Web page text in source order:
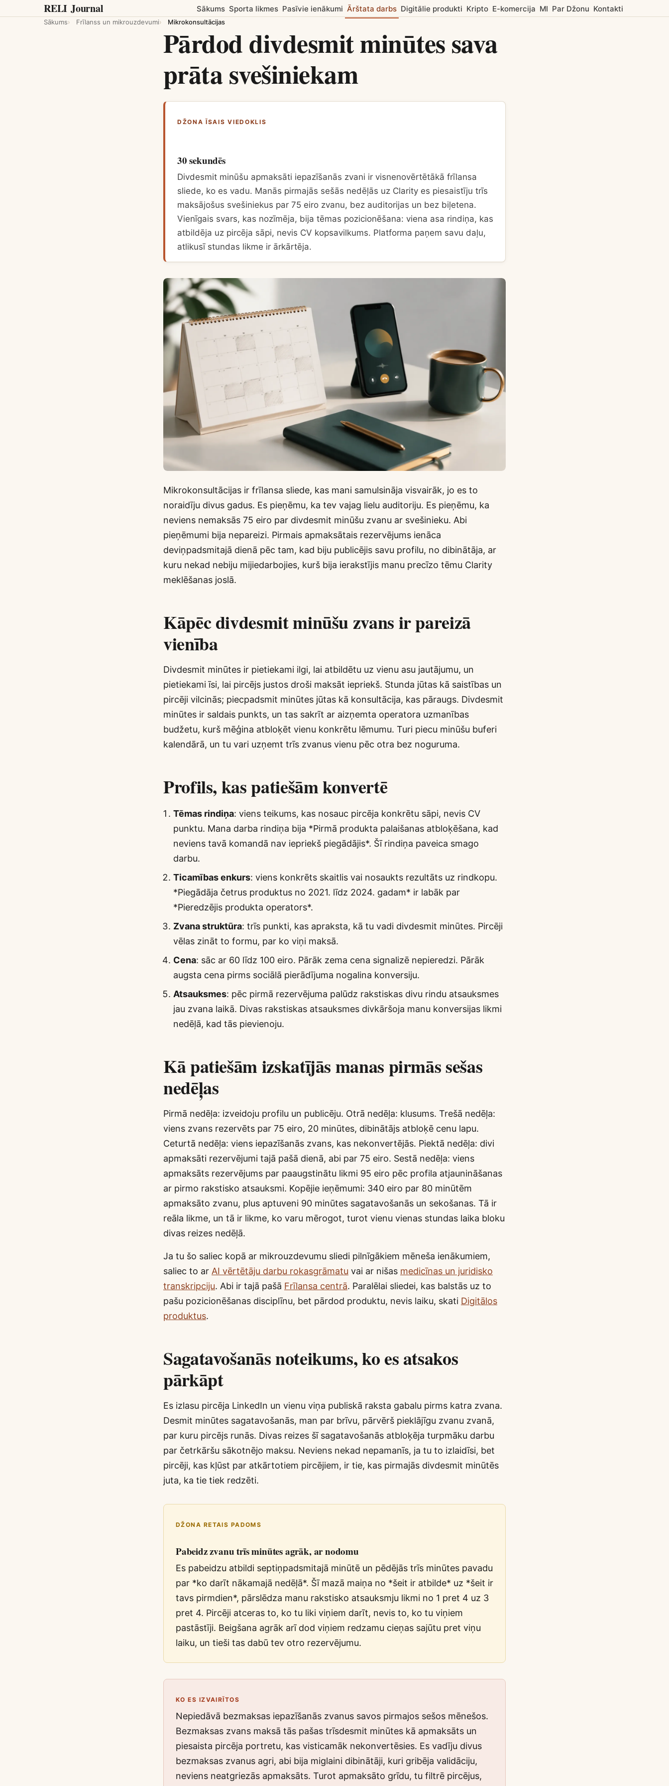
RELI Journal Sākums Sporta likmes Pasīvie ienākumi Ārštata darbs Digitālie produkti Kripto E-komercija MI Par Džonu Kontakti
Sākums Frīlanss un mikrouzdevumi Mikrokonsultācijas
Pārdod divdesmit minūtes sava
prāta svešiniekam
DŽONA ĪSAIS VIEDOKLIS
30 sekundēs
Divdesmit minūšu apmaksāti iepazīšanās zvani ir visnenovērtētākā frīlansa
sliede, ko es vadu. Manās pirmajās sešās nedēļās uz Clarity es piesaistīju trīs
maksājošus svešiniekus par 75 eiro zvanu, bez auditorijas un bez biļetena.
Vienīgais svars, kas nozīmēja, bija tēmas pozicionēšana: viena asa rindiņa, kas
atbildēja uz pircēja sāpi, nevis CV kopsavilkums. Platforma paņem savu daļu,
atlikusī stundas likme ir ārkārtēja.
Mikrokonsultācijas ir frīlansa sliede, kas mani samulsināja visvairāk, jo es to
noraidīju divus gadus. Es pieņēmu, ka tev vajag lielu auditoriju. Es pieņēmu, ka
neviens nemaksās 75 eiro par divdesmit minūšu zvanu ar svešinieku. Abi
pieņēmumi bija nepareizi. Pirmais apmaksātais rezervējums ienāca
deviņpadsmitajā dienā pēc tam, kad biju publicējis savu profilu, no dibinātāja, ar
kuru nekad nebiju mijiedarbojies, kurš bija ierakstījis manu precīzo tēmu Clarity
meklēšanas joslā.
Kāpēc divdesmit minūšu zvans ir pareizā
vienība
Divdesmit minūtes ir pietiekami ilgi, lai atbildētu uz vienu asu jautājumu, un
pietiekami īsi, lai pircējs justos droši maksāt iepriekš. Stunda jūtas kā saistības un
pircēji vilcinās; piecpadsmit minūtes jūtas kā konsultācija, kas pāraugs. Divdesmit
minūtes ir saldais punkts, un tas sakrīt ar aizņemta operatora uzmanības
budžetu, kurš mēģina atbloķēt vienu konkrētu lēmumu. Turi piecu minūšu buferi
kalendārā, un tu vari uzņemt trīs zvanus vienu pēc otra bez noguruma.
Profils, kas patiešām konvertē
Tēmas rindiņa: viens teikums, kas nosauc pircēja konkrētu sāpi, nevis CV
punktu. Mana darba rindiņa bija *Pirmā produkta palaišanas atbloķēšana, kad
neviens tavā komandā nav iepriekš piegādājis*. Šī rindiņa paveica smago
darbu.
Ticamības enkurs: viens konkrēts skaitlis vai nosaukts rezultāts uz rindkopu.
*Piegādāja četrus produktus no 2021. līdz 2024. gadam* ir labāk par
*Pieredzējis produkta operators*.
Zvana struktūra: trīs punkti, kas apraksta, kā tu vadi divdesmit minūtes. Pircēji
vēlas zināt to formu, par ko viņi maksā.
Cena: sāc ar 60 līdz 100 eiro. Pārāk zema cena signalizē nepieredzi. Pārāk
augsta cena pirms sociālā pierādījuma nogalina konversiju.
Atsauksmes: pēc pirmā rezervējuma palūdz rakstiskas divu rindu atsauksmes
jau zvana laikā. Divas rakstiskas atsauksmes divkāršoja manu konversijas likmi
nedēļā, kad tās pievienoju.
Kā patiešām izskatījās manas pirmās sešas
nedēļas
Pirmā nedēļa: izveidoju profilu un publicēju. Otrā nedēļa: klusums. Trešā nedēļa:
viens zvans rezervēts par 75 eiro, 20 minūtes, dibinātājs atbloķē cenu lapu.
Ceturtā nedēļa: viens iepazīšanās zvans, kas nekonvertējās. Piektā nedēļa: divi
apmaksāti rezervējumi tajā pašā dienā, abi par 75 eiro. Sestā nedēļa: viens
apmaksāts rezervējums par paaugstinātu likmi 95 eiro pēc profila atjaunināšanas
ar pirmo rakstisko atsauksmi. Kopējie ieņēmumi: 340 eiro par 80 minūtēm
apmaksāto zvanu, plus aptuveni 90 minūtes sagatavošanās un sekošanas. Tā ir
reāla likme, un tā ir likme, ko varu mērogot, turot vienu vienas stundas laika bloku
divas reizes nedēļā.
Ja tu šo saliec kopā ar mikrouzdevumu sliedi pilnīgākiem mēneša ienākumiem,
saliec to ar AI vērtētāju darbu rokasgrāmatu vai ar nišas medicīnas un juridisko
transkripciju. Abi ir tajā pašā Frīlansa centrā. Paralēlai sliedei, kas balstās uz to
pašu pozicionēšanas disciplīnu, bet pārdod produktu, nevis laiku, skati Digitālos
produktus.
Sagatavošanās noteikums, ko es atsakos
pārkāpt
Es izlasu pircēja LinkedIn un vienu viņa publiskā raksta gabalu pirms katra zvana.
Desmit minūtes sagatavošanās, man par brīvu, pārvērš pieklājīgu zvanu zvanā,
par kuru pircējs runās. Divas reizes šī sagatavošanās atbloķēja turpmāku darbu
par četrkāršu sākotnējo maksu. Neviens nekad nepamanīs, ja tu to izlaidīsi, bet
pircēji, kas kļūst par atkārtotiem pircējiem, ir tie, kas pirmajās divdesmit minūtēs
juta, ka tie tiek redzēti.
DŽONA RETAIS PADOMS
Pabeidz zvanu trīs minūtes agrāk, ar nodomu
Es pabeidzu atbildi septiņpadsmitajā minūtē un pēdējās trīs minūtes pavadu
par *ko darīt nākamajā nedēļā*. Šī mazā maiņa no *šeit ir atbilde* uz *šeit ir
tavs pirmdien*, pārslēdza manu rakstisko atsauksmju likmi no 1 pret 4 uz 3
pret 4. Pircēji atceras to, ko tu liki viņiem darīt, nevis to, ko tu viņiem
pastāstīji. Beigšana agrāk arī dod viņiem redzamu cieņas sajūtu pret viņu
laiku, un tieši tas dabū tev otro rezervējumu.
KO ES IZVAIRĪTOS
Nepiedāvā bezmaksas iepazīšanās zvanus savos pirmajos sešos mēnešos.
Bezmaksas zvans maksā tās pašas trīsdesmit minūtes kā apmaksāts un
piesaista pircēja portretu, kas visticamāk nekonvertēsies. Es vadīju divus
bezmaksas zvanus agri, abi bija miglaini dibinātāji, kuri gribēja validāciju,
neviens neatgriezās apmaksāts. Turot apmaksāto grīdu, tu filtrē pircējus,